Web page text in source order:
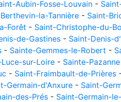
Aubin-Fosse-Louvain -
la-Tannière - Saint-
Forêt - Saint-Christophe-du-
de-Gastines - Saint-Denis-
- Sainte-Gemmes-le-Robert -
sur-Loire - Sainte-Pazanne
- Saint-Fraimbault-de-Prières
Germain-d'Anxure - Saint-
des-Prés - Saint-Germain-